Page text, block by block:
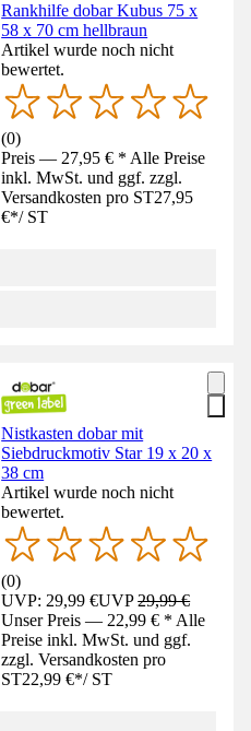
Rankhilfe dobar Kubus 75 x
58 x 70 cm hellbraun
Artikel wurde noch nicht
bewertet.
(0)
Preis — 27,95 € * Alle Preise
inkl. MwSt. und ggf. zzgl.
Versandkosten pro ST27,95
€*/ ST
Nistkasten dobar mit
Siebdruckmotiv Star 19 x 20 x
38 cm
Artikel wurde noch nicht
bewertet.
(0)
UVP: 29,99 €UVP29,99 €
Unser Preis — 22,99 € * Alle
Preise inkl. MwSt. und ggf.
zzgl. Versandkosten pro
ST22,99 €*/ ST